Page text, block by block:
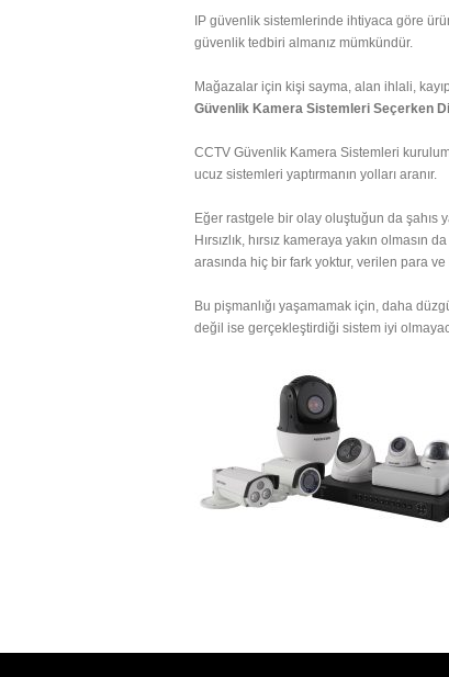
IP güvenlik sistemlerinde ihtiyaca göre
güvenlik tedbiri almanız mümkündür.
Mağazalar için kişi sayma, alan ihlali,
Güvenlik Kamera Sistemleri Seçerken
CCTV Güvenlik Kamera Sistemleri
ucuz sistemleri yaptırmanın yolları aranır.
Eğer rastgele bir olay oluştuğun da şahıs
Hırsızlık, hırsız kameraya yakın
arasında hiç bir fark yoktur, verilen para
Bu pişmanlığı yaşamamak için, daha
değil ise gerçekleştirdiği sistem iyi